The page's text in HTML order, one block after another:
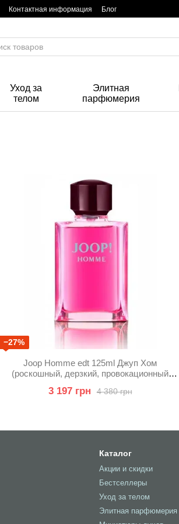
Контактная информация Блог
Уход за
телом
Элитная
парфюмерия
−27%
Joop Homme edt 125ml Джуп Хом
(роскошный, дерзкий, провокационный
4 380 грн
3 197 грн
Каталог
Акции и скидки
Бестселлеры
Уход за телом
Элитная парфюмерия